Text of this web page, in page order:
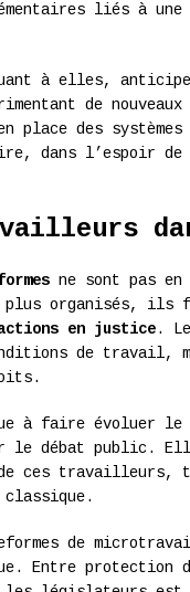
liés à
à elles,
de nouveaux
des systèmes
dans l’espoir
ne sont pas
plus organisés, ils
en justice.
de travail,
à faire évoluer le
le débat public.
ces travailleurs,
de
Entre protection